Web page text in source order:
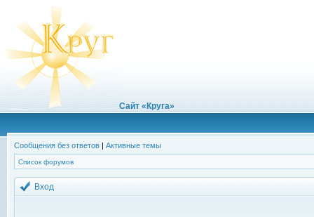
Сайт «Круга»
Сообщения без ответов | Активные темы
Список форумов
Вход